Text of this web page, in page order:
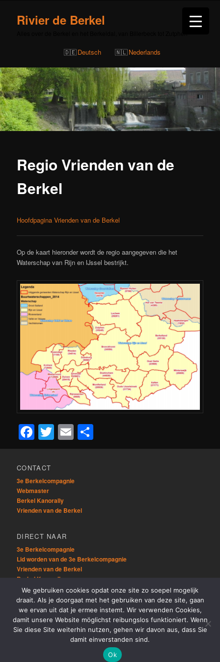
Rivier de Berkel
Deutsch Nederlands
Regio Vrienden van de
Berkel
Hoofdpagina Vrienden van de Berkel
Op de kaart hieronder wordt de regio aangegeven die het
Waterschap van Rijn en IJssel bestrijkt.
Facebook
Twitter
Email
CONTACT
3e Berkelcompagnie
Webmaster
Berkel Kanorally
Vrienden van de Berkel
DIRECT NAAR
3e Berkelcompagnie
Lid worden van de 3e Berkelcompagnie
Vrienden van de Berkel
Berkel Kanorally
OVERIG
Sitemap
Links
We gebruiken cookies opdat onze site zo soepel mogelijk
draait. Als je doorgaat met het gebruiken van deze site, gaan
we ervan uit dat je ermee instemt. Wir verwenden Cookies,
damit unsere Website möglichst reibungslos funktioniert. Wenn
Sie diese Site weiterhin nutzen, gehen wir davon aus, dass Sie
damit einverstanden sind.
Ok